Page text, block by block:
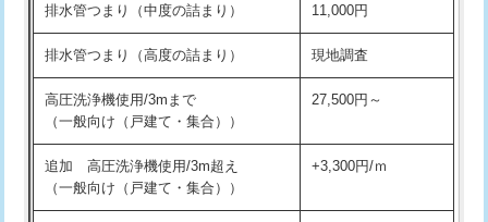
給水管工事※（ホール加工) 16,500円
給水管工事※（バンド止め) 3,300円
給水管工事※（支持金具設置)
給水管工事※（保温材使用（バンド止
め込み）)
5,500円
排水管つまり（中度の詰まり） 11,000円
排水管つまり（高度の詰まり） 現地調査
高圧洗浄機使用/3mまで
（一般向け（戸建て・集合））
27,500円～
追加 高圧洗浄機使用/3m超え
（一般向け（戸建て・集合））
+3,300円/ｍ